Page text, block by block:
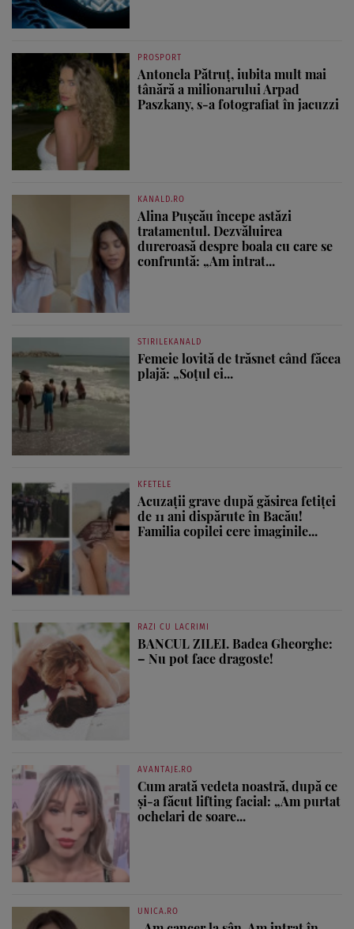
PROSPORT
Antonela Pătruț, iubita mult mai
tânără a milionarului Arpad
Paszkany, s-a fotografiat în jacuzzi
KANALD.RO
Alina Pușcău începe astăzi
tratamentul. Dezvăluirea
dureroasă despre boala cu care se
confruntă: „Am intrat...
STIRILEKANALD
Femeie lovită de trăsnet când făcea
plajă: „Soțul ei...
KFETELE
Acuzații grave după găsirea fetiței
de 11 ani dispărute în Bacău!
Familia copilei cere imaginile...
RAZI CU LACRIMI
BANCUL ZILEI. Badea Gheorghe:
– Nu pot face dragoste!
AVANTAJE.RO
Cum arată vedeta noastră, după ce
și-a făcut lifting facial: „Am purtat
ochelari de soare...
UNICA.RO